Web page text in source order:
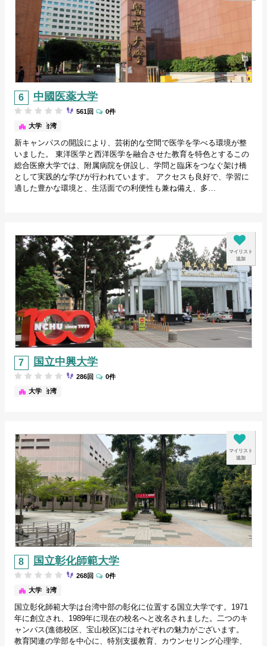
中國医薬大学
台中/台湾
大学
561回 0件
新キャンパスの開設により、芸術的な空間で医学を学べる環境が整
いました。 東洋医学と西洋医学を融合させた教育を特色とするこの
総合医療大学では、附属病院を併設し、学問と臨床をつなぐ架け橋
として実践的な学びが行われています。 アクセスも良好で、学習に
適した豊かな環境と、生活面での利便性も兼ね備え、多…
マイリスト
追加
国立中興大学
台中/台湾
大学
286回 0件
マイリスト
追加
国立彰化師範大学
台中/台湾
大学
268回 0件
国立彰化師範大学は台湾中部の彰化に位置する国立大学です。1971
年に創立され、1989年に現在の校名へと改名されました。二つのキ
ャンパス(進德校区、宝山校区)にはそれぞれの魅力がございます。
教育関連の学部を中心に、特別支援教育、カウンセリング心理学、